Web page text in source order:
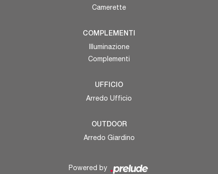
Camerette
COMPLEMENTI
Illuminazione
Complementi
UFFICIO
Arredo Ufficio
OUTDOOR
Arredo Giardino
Powered by